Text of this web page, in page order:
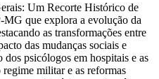
Um Recorte Histórico de
que explora a evolução da
as transformações entre
das mudanças sociais e
psicólogos em hospitais e as
militar e as reformas